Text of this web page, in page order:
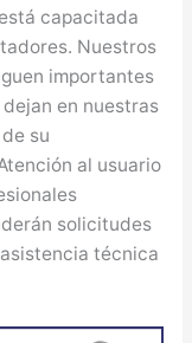
capacitada
Nuestros
importantes
en nuestras
su
al usuario
solicitudes
técnica